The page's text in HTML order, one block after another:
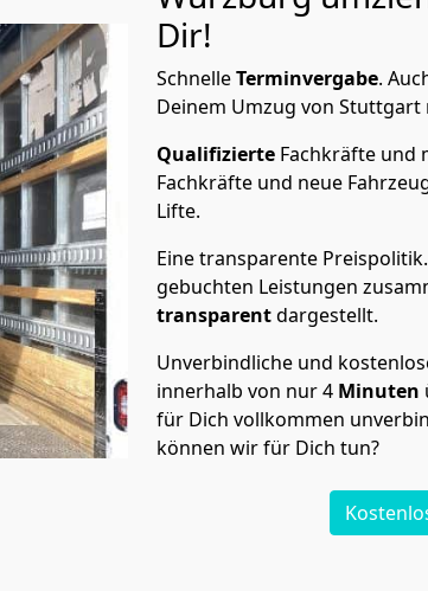
Dir!
SchnelleTerminvergabe.
Deinem Umzug von
Qualifizierte Fachkräfte und
Fachkräfte und neue
Lifte.
Eine transparente Preispolitik.
gebuchten Leistungen
transparentdargestellt.
Unverbindliche und
innerhalb von nur4 Minuten
für Dich vollkommen
können wir für Dich tun?